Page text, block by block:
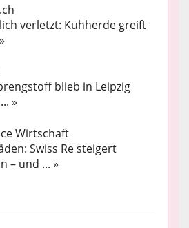
verletzt: Kuhherde greift
blieb in Leipzig
»
Swiss Re steigert
– und ... »